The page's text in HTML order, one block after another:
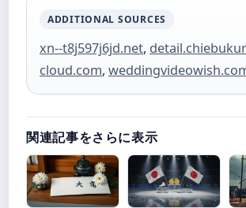
ADDITIONAL SOURCES
xn--t8j597j6jd.net,
cloud.com,
関連記事をさらに表示